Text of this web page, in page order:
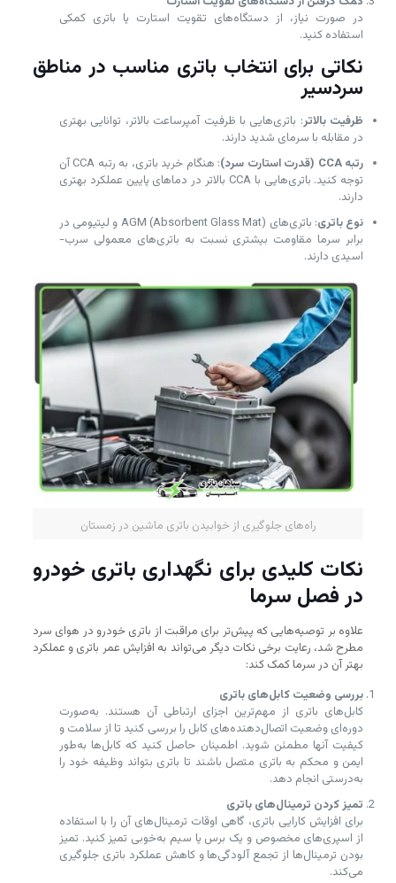
در صورت نیاز، از دستگاه‌های تقویت استارت یا باتری کمکی
استفاده کنید.
نکاتی برای انتخاب باتری مناسب در مناطق
سردسیر
ظرفیت بالاتر: باتری‌هایی با ظرفیت آمپرساعت بالاتر، توانایی بهتری
در مقابله با سرمای شدید دارند.
رتبه CCA (قدرت استارت سرد)
: هنگام خرید باتری، به رتبه CCA آن
توجه کنید. باتری‌هایی با CCA بالاتر در دماهای پایین عملکرد بهتری
دارند.
نوع باتری
: باتری‌های AGM (Absorbent Glass Mat) و لیتیومی در
برابر سرما مقاومت بیشتری نسبت به باتری‌های معمولی سرب-
اسیدی دارند.
راه‌های جلوگیری از خوابیدن باتری ماشین در زمستان
نکات کلیدی برای نگهداری باتری خودرو
در فصل سرما
علاوه بر توصیه‌هایی که پیش‌تر برای مراقبت از باتری خودرو در هوای سرد
مطرح شد، رعایت برخی نکات دیگر می‌تواند به افزایش عمر باتری و عملکرد
بهتر آن در سرما کمک کند:
بررسی وضعیت کابل‌های باتری
کابل‌های باتری از مهم‌ترین اجزای ارتباطی آن هستند. به‌صورت
دوره‌ای وضعیت اتصال‌دهنده‌های کابل را بررسی کنید تا از سلامت و
کیفیت آنها مطمئن شوید. اطمینان حاصل کنید که کابل‌ها به‌طور
ایمن و محکم به باتری متصل باشند تا باتری بتواند وظیفه خود را
به‌درستی انجام دهد.
تمیز کردن ترمینال‌های باتری
برای افزایش کارایی باتری، گاهی اوقات ترمینال‌های آن را با استفاده
از اسپری‌های مخصوص و یک برس یا سیم به‌خوبی تمیز کنید. تمیز
بودن ترمینال‌ها از تجمع آلودگی‌ها و کاهش عملکرد باتری جلوگیری
می‌کند.